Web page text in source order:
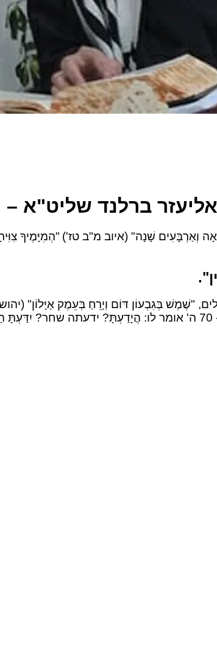
אליעזר ברלנד
וְאַרְבָּעִים שָׁנָה" (איוב מ"ב טז') "הְמִיָּמֶיךָ
"שֶׁמֶשׁ בְּגִבְעוֹן דּוֹם וְיָרֵחַ בְּעֵמֶק אַיָּלוֹן"